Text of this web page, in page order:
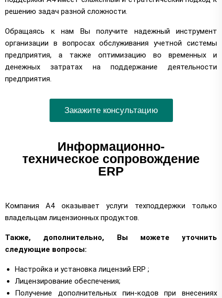
решению задач разной сложности.
Обращаясь к нам Вы получите надежный инструмент
организации в вопросах обслуживания учетной системы
предприятия, а также оптимизацию во временных и
денежных затратах на поддержание деятельности
предприятия.
Закажите консультацию
Информационно-
техническое сопровождение
ERP
Компания А4 оказывает услуги техподдержки только
владельцам лицензионных продуктов.
Также, дополнительно, Вы можете уточнить
следующие вопросы:
Настройка и установка лицензий ERP ;
Лицензирование обеспечения;
Получение дополнительных пин-кодов при внесениях